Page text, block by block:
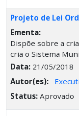
Projeto de Lei
Ementa:
Dispõe sobre a
cria o Sistema
Data: 21/05/2018
Autor(es):
Status: Aprovado